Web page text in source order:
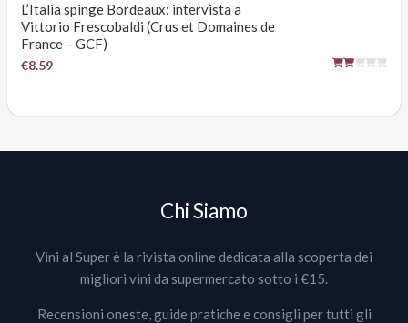
L’Italia spinge Bordeaux: intervista a
Vittorio Frescobaldi (Crus et Domaines de
France – GCF)
€8.59
Chi Siamo
Vini al Super è la rivista online dedicata alla scoperta dei
migliori vini da supermercato sotto i €15.
Recensioni oneste, guide pratiche e consigli per tutti gli